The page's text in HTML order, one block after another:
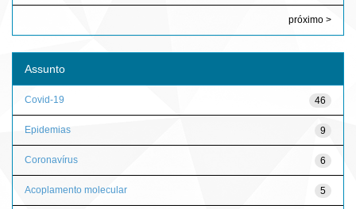
próximo >
Assunto
46
Covid-19
9
Epidemias
6
Coronavírus
5
Acoplamento molecular